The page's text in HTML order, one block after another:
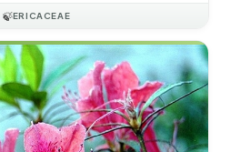
🍃ERICACEAE